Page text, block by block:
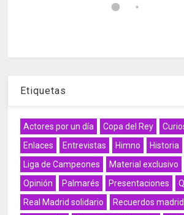
Etiquetas
Actores por un día Copa del Rey
Enlaces
Entrevistas Himno Historia
Liga de Campeones
Material exclusivo
Opinión
Palmarés Presentaciones
Real Madrid solidario
Recuerdos